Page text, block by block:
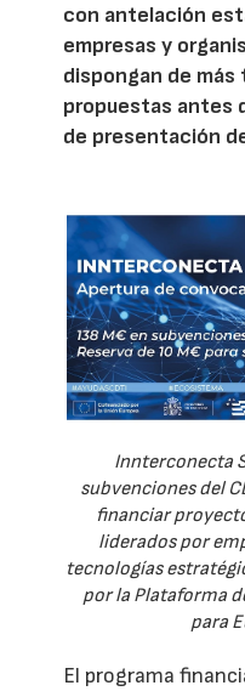
con antelación
empresas y
dispongan de más
propuestas antes
de presentación
Innterconecta
subvenciones del
financiar
liderados por
tecnologías
por la Plataforma
para
El programa